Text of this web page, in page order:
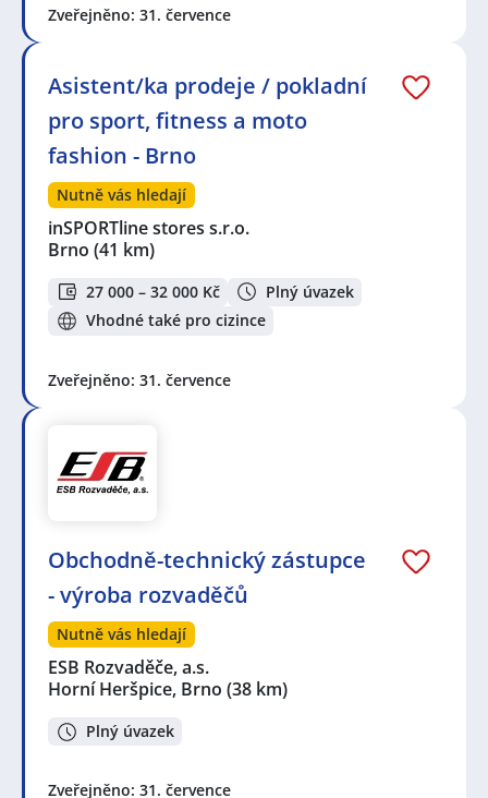
Zveřejněno: 31. července
Asistent/ka prodeje / pokladní
pro sport, fitness a moto
fashion - Brno
Nutně vás hledají
inSPORTline stores s.r.o.
Brno (41 km)
27 000 – 32 000 Kč
Plný úvazek
Vhodné také pro cizince
Zveřejněno: 31. července
Obchodně-technický zástupce
- výroba rozvaděčů
Nutně vás hledají
ESB Rozvaděče, a.s.
Horní Heršpice, Brno (38 km)
Plný úvazek
Zveřejněno: 31. července